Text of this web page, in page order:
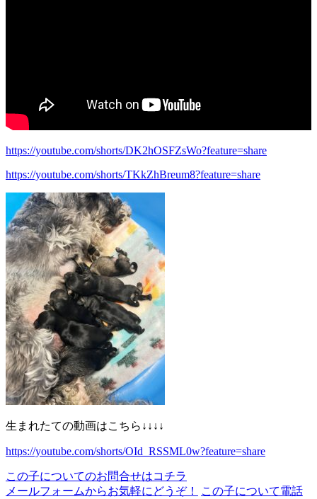
https://youtube.com/shorts/DK2hOSFZsWo?feature=share
https://youtube.com/shorts/TKkZhBreum8?feature=share
生まれたての動画はこちら↓↓↓↓
https://youtube.com/shorts/OId_RSSML0w?feature=share
この子についてのお問合せはコチラ
メールフォームからお気軽にどうぞ！
この子について電話